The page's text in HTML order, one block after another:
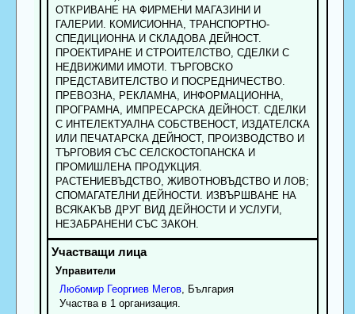
ОТКРИВАНЕ НА ФИРМЕНИ МАГАЗИНИ И
ГАЛЕРИИ. КОМИСИОННА, ТРАНСПОРТНО-
СПЕДИЦИОННА И СКЛАДОВА ДЕЙНОСТ.
ПРОЕКТИРАНЕ И СТРОИТЕЛСТВО, СДЕЛКИ С
НЕДВИЖИМИ ИМОТИ. ТЪРГОВСКО
ПРЕДСТАВИТЕЛСТВО И ПОСРЕДНИЧЕСТВО.
ПРЕВОЗНА, РЕКЛАМНА, ИНФОРМАЦИОННА,
ПРОГРАМНА, ИМПРЕСАРСКА ДЕЙНОСТ. СДЕЛКИ
С ИНТЕЛЕКТУАЛНА СОБСТВЕНОСТ, ИЗДАТЕЛСКА
ИЛИ ПЕЧАТАРСКА ДЕЙНОСТ, ПРОИЗВОДСТВО И
ТЪРГОВИЯ СЪС СЕЛСКОСТОПАНСКА И
ПРОМИШЛЕНА ПРОДУКЦИЯ.
РАСТЕНИЕВЪДСТВО, ЖИВОТНОВЪДСТВО И ЛОВ;
СПОМАГАТЕЛНИ ДЕЙНОСТИ. ИЗВЪРШВАНЕ НА
ВСЯКАКЪВ ДРУГ ВИД ДЕЙНОСТИ И УСЛУГИ,
НЕЗАБРАНЕНИ СЪС ЗАКОН.
Управители
Любомир Георгиев Мегов, България
Участва в 1 организация.